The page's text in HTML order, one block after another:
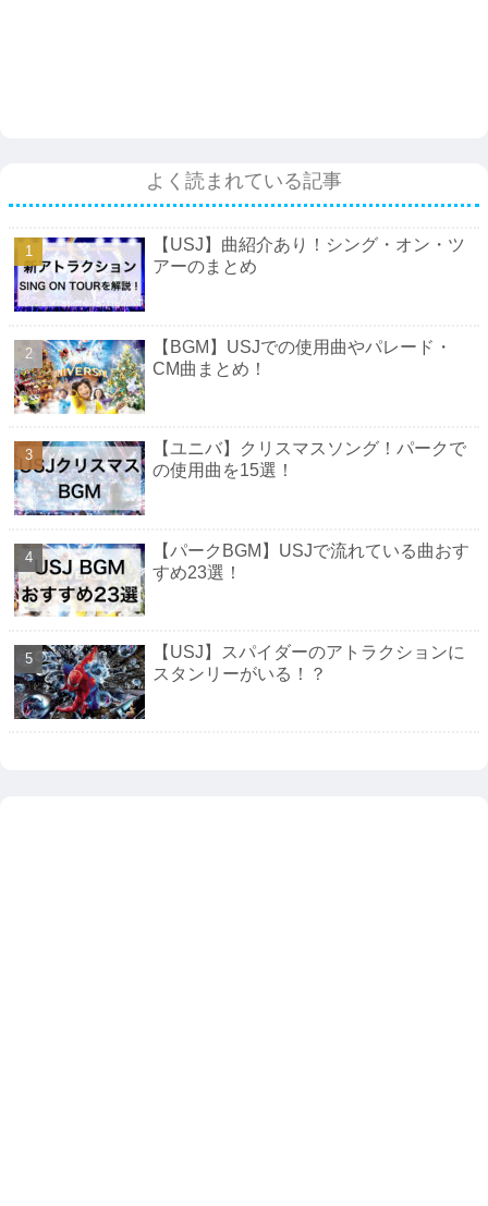
よく読まれている記事
【USJ】曲紹介あり！シング・オン・ツ
アーのまとめ
【BGM】USJでの使用曲やパレード・
CM曲まとめ！
【ユニバ】クリスマスソング！パークで
の使用曲を15選！
【パークBGM】USJで流れている曲おす
すめ23選！
【USJ】スパイダーのアトラクションに
スタンリーがいる！？